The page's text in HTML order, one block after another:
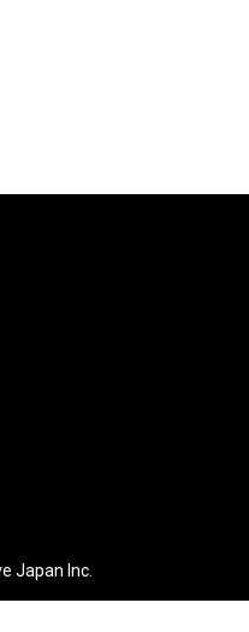
Japan Inc.